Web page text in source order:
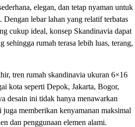
elegan, dan tetap nyaman untuk
Dengan lebar lahan yang relatif terbatas
cukup ideal, konsep Skandinavia dapat
sehingga rumah terasa lebih luas, terang,
tren rumah skandinavia ukuran 6×16
kota seperti Depok, Jakarta, Bogor,
desain ini tidak hanya menawarkan
juga memberikan kenyamanan maksimal
dan penggunaan elemen alami.